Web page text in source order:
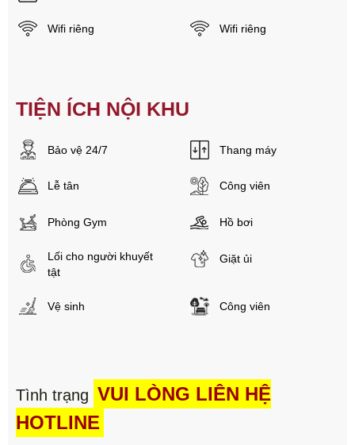
Wifi riêng Wifi riêng
TIỆN ÍCH NỘI KHU
Bảo vệ 24/7 Thang máy
Lễ tân Công viên
Phòng Gym Hồ bơi
Lối cho người khuyết
tật
Giặt ủi
Vệ sinh Công viên
Tình trạng VUI LÒNG LIÊN HỆ
HOTLINE